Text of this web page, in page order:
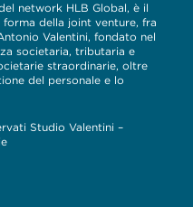
network HLB Global, è il
della joint venture, fra
Valentini, fondato nel
societaria, tributaria e
straordinarie, oltre
del personale e lo
Studio Valentini –